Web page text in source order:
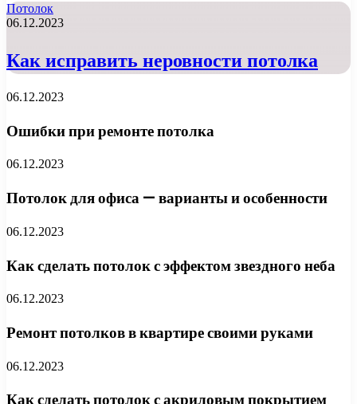
Потолок
06.12.2023
Как исправить неровности потолка
06.12.2023
Ошибки при ремонте потолка
06.12.2023
Потолок для офиса — варианты и особенности
06.12.2023
Как сделать потолок с эффектом звездного неба
06.12.2023
Ремонт потолков в квартире своими руками
06.12.2023